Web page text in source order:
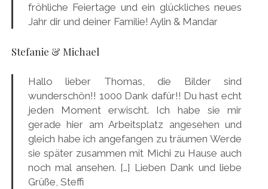
fröhliche Feiertage und ein glückliches neues
Jahr dir und deiner Familie! Aylin & Mandar
Stefanie & Michael
Hallo lieber Thomas, die Bilder sind
wunderschön!! 1000 Dank dafür!! Du hast echt
jeden Moment erwischt. Ich habe sie mir
gerade hier am Arbeitsplatz angesehen und
gleich habe ich angefangen zu träumen Werde
sie später zusammen mit Michi zu Hause auch
noch mal ansehen. […] Lieben Dank und liebe
Grüße, Steffi